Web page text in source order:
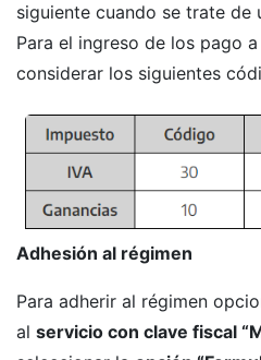
siguiente cuando se trate de
Para el ingreso de los pago
considerar los siguientes
Adhesión al régimen
Para adherir al régimen
al servicio con clave fiscal